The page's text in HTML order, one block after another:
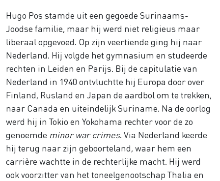
Hugo Pos stamde uit een gegoede Surinaams-
Joodse familie, maar hij werd niet religieus maar
liberaal opgevoed. Op zijn veertiende ging hij naar
Nederland. Hij volgde het gymnasium en studeerde
rechten in Leiden en Parijs. Bij de capitulatie van
Nederland in 1940 ontvluchtte hij Europa door over
Finland, Rusland en Japan de aardbol om te trekken,
naar Canada en uiteindelijk Suriname. Na de oorlog
werd hij in Tokio en Yokohama rechter voor de zo
genoemde minor war crimes. Via Nederland keerde
hij terug naar zijn geboorteland, waar hem een
carrière wachtte in de rechterlijke macht. Hij werd
ook voorzitter van het toneelgenootschap Thalia en